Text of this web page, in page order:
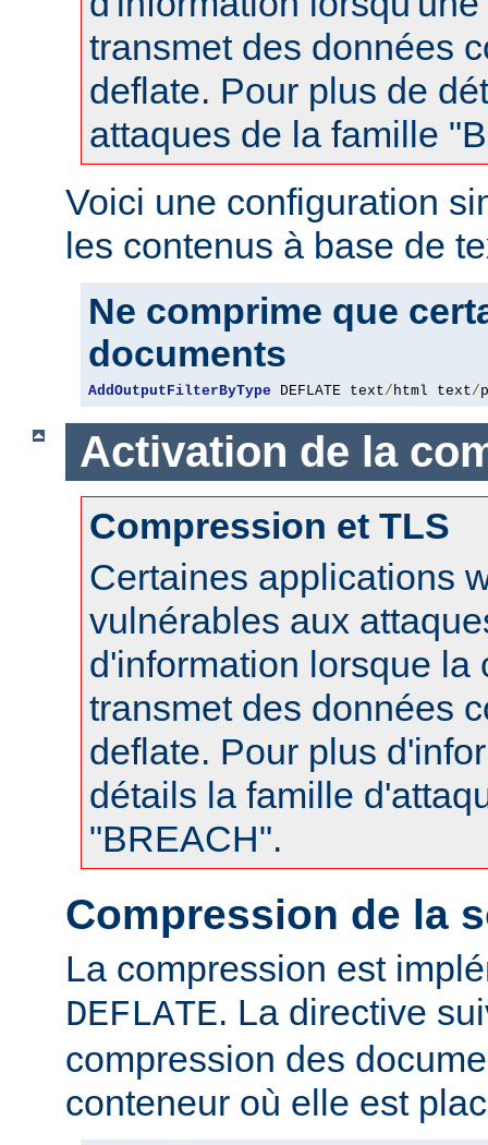
transmet des données
deflate. Pour plus de
attaques de la famille
Voici une configuration
les contenus à base de
Ne comprime que
documents
AddOutputFilterByType DEFLATE text/html text/
Activation de la
Compression et TLS
Certaines applications
vulnérables aux
d'information lorsque la
transmet des données
deflate. Pour plus
détails la famille
"BREACH".
Compression de la
La compression est
DEFLATE. La directive
compression des
conteneur où elle est